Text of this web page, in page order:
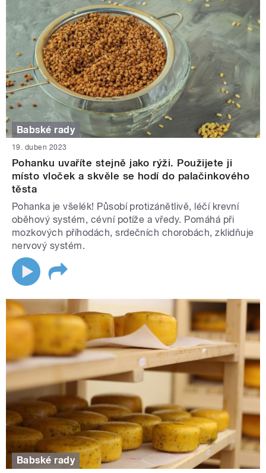
Babské rady
19. duben 2023
Pohanku uvaříte stejně jako rýži. Použijete ji
místo vloček a skvěle se hodí do palačinkového
těsta
Pohanka je všelék! Působí protizánětlivě, léčí krevní
oběhový systém, cévní potíže a vředy. Pomáhá při
mozkových příhodách, srdečních chorobách, zklidňuje
nervový systém.
Babské rady